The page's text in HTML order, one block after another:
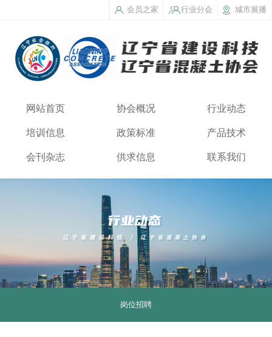
会员之家 行业分会 城市展播
网站首页 协会概况 行业动态
培训信息 政策标准 产品技术
会刊杂志 供求信息 联系我们
岗位招聘